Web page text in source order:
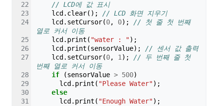
// LCD에 값 표시
lcd . clear();
// LCD 화면 지우기
lcd . setCursor(0, 0);
// 첫 줄 첫 번째
열로 커서 이동
lcd . print ( "water : ");
lcd . print (sensorValue);
// 센서 값 출력
lcd . setCursor(0, 1);
// 두 번째 줄 첫
번째 열로 커서 이동
if
(sensorValue > 500)
lcd . print ( "Please Water");
else
lcd . print ( "Enough Water");